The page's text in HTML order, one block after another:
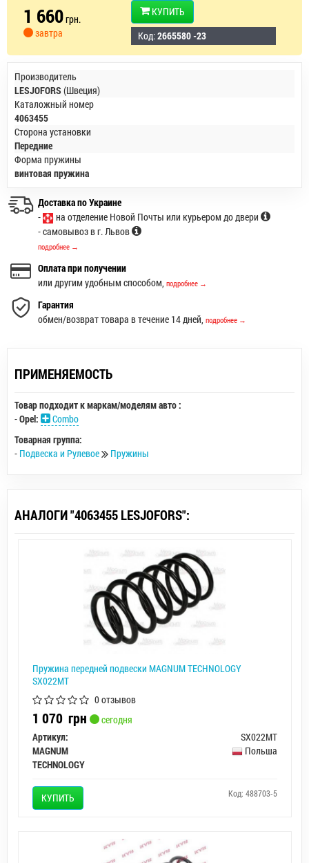
1 660грн.
завтра
КУПИТЬ
Код:2665580 -23
Производитель
LESJOFORS (Швеция)
Каталожный номер
4063455
Сторона установки
Передние
Форма пружины
винтовая пружина
Доставка по Украине
-
на отделение Новой Почты или курьером до двери
- самовывоз в г. Львов
подробнее →
Оплата при получении
или другим удобным способом, подробнее →
Гарантия
обмен/возврат товара в течение 14 дней, подробнее →
ПРИМЕНЯЕМОСТЬ
Товар подходит к маркам/моделям авто :
-Opel:
Combo
Товарная группа:
- Подвеска и Рулевое Пружины
АНАЛОГИ "4063455 LESJOFORS":
Пружина передней подвески MAGNUM TECHNOLOGY
SX022MT
0 отзывов
1 070 грн
сегодня
Артикул:
SX022MT
MAGNUM
TECHNOLOGY
Польша
КУПИТЬ Код: 488703-5